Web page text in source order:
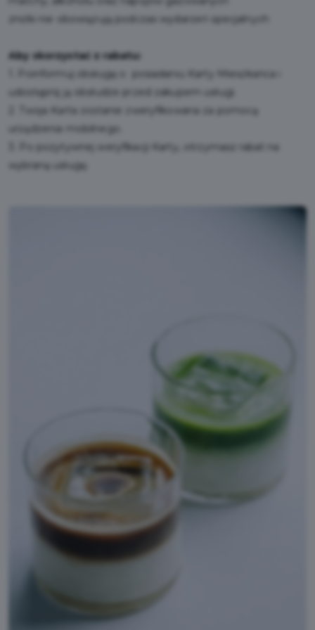
zniżki nie obowiązują podczas wydarzeń specjalnych
Aby skorzystać z rabatu:
1. Poinformuj obsługę o posiadaniu Karty Mieszkańca i
udostępnij ją obsłudze przed zakupem usługi.
2. Twoja Karta zostanie zweryfikowana za pomocą
urządzenia mobilnego.
3. Po pozytywnej weryfikacji Karty, otrzymasz rabat na
wybraną usługę.